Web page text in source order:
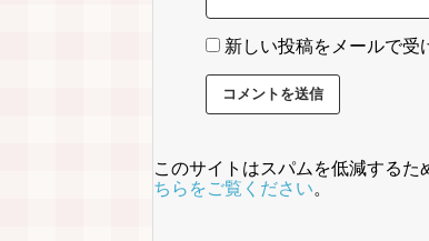
新しい投稿をメールで受
このサイトはスパムを低減するた
ちらをご覧ください。